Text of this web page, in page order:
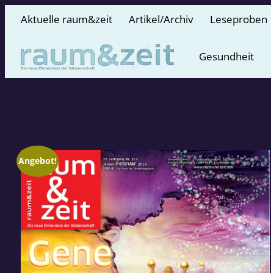
Aktuelle raum&zeit Artikel/Archiv Leseproben
Gesundheit
Angebot!